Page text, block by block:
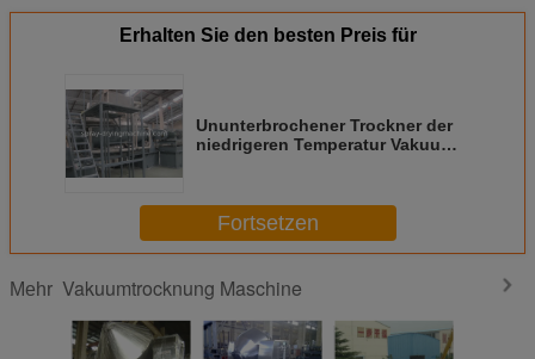
Erhalten Sie den besten Preis für
Ununterbrochener Trockner der
niedrigeren Temperatur Vakuum,
Fortsetzen
Mehr Vakuumtrocknung Maschine